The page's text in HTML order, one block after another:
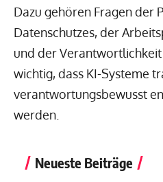
Dazu gehören Fragen der
Datenschutzes, der
und der Verantwortlichkeit
wichtig, dass KI-Systeme
verantwortungsbewusst
werden.
Neueste Beiträge